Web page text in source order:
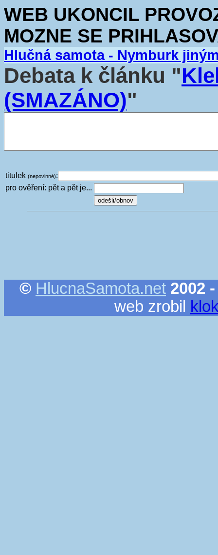
WEB UKONCIL
MOZNE SE
Hlučná samota - Nymburk
Debata k článku "
(SMAZÁNO)"
titulek (nepovinné):
pro ověření: pět a pět je...
© HlucnaSamota.net 2002
web zrobil